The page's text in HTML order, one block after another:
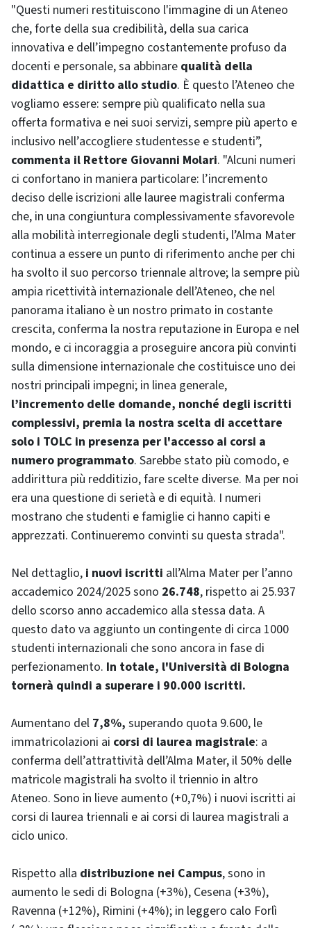
"Questi numeri restituiscono l'immagine di un Ateneo
che, forte della sua credibilità, della sua carica
innovativa e dell’impegno costantemente profuso da
docenti e personale, sa abbinare qualità della
didattica e diritto allo studio. È questo l’Ateneo che
vogliamo essere: sempre più qualificato nella sua
offerta formativa e nei suoi servizi, sempre più aperto e
inclusivo nell’accogliere studentesse e studenti”,
commenta il Rettore Giovanni Molari. "Alcuni numeri
ci confortano in maniera particolare: l’incremento
deciso delle iscrizioni alle lauree magistrali conferma
che, in una congiuntura complessivamente sfavorevole
alla mobilità interregionale degli studenti, l’Alma Mater
continua a essere un punto di riferimento anche per chi
ha svolto il suo percorso triennale altrove; la sempre più
ampia ricettività internazionale dell’Ateneo, che nel
panorama italiano è un nostro primato in costante
crescita, conferma la nostra reputazione in Europa e nel
mondo, e ci incoraggia a proseguire ancora più convinti
sulla dimensione internazionale che costituisce uno dei
nostri principali impegni; in linea generale,
l’incremento delle domande, nonché degli iscritti
complessivi, premia la nostra scelta di accettare
solo i TOLC in presenza per l'accesso ai corsi a
numero programmato. Sarebbe stato più comodo, e
addirittura più redditizio, fare scelte diverse. Ma per noi
era una questione di serietà e di equità. I numeri
mostrano che studenti e famiglie ci hanno capiti e
apprezzati. Continueremo convinti su questa strada".
Nel dettaglio, i nuovi iscritti all’Alma Mater per l’anno
accademico 2024/2025 sono 26.748, rispetto ai 25.937
dello scorso anno accademico alla stessa data. A
questo dato va aggiunto un contingente di circa 1000
studenti internazionali che sono ancora in fase di
perfezionamento. In totale, l'Università di Bologna
tornerà quindi a superare i 90.000 iscritti.
Aumentano del 7,8%, superando quota 9.600, le
immatricolazioni ai corsi di laurea magistrale: a
conferma dell’attrattività dell’Alma Mater, il 50% delle
matricole magistrali ha svolto il triennio in altro
Ateneo. Sono in lieve aumento (+0,7%) i nuovi iscritti ai
corsi di laurea triennali e ai corsi di laurea magistrali a
ciclo unico.
Rispetto alla distribuzione nei Campus, sono in
aumento le sedi di Bologna (+3%), Cesena (+3%),
Ravenna (+12%), Rimini (+4%); in leggero calo Forlì